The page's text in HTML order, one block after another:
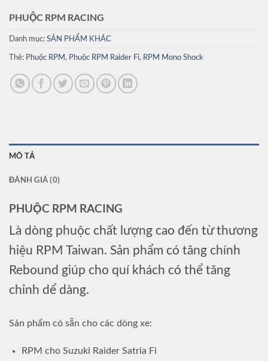
PHUỘC RPM RACING
Danh mục: SẢN PHẨM KHÁC
Thẻ: Phuộc RPM , Phuộc RPM Raider Fi, RPM Mono Shock
MÔ TẢ
ĐÁNH GIÁ (0)
PHUỘC RPM RACING
Là dòng phuộc chất lượng cao đến từ thương
hiệu RPM Taiwan. Sản phẩm có tăng chính
Rebound giúp cho quí khách có thể tăng
chỉnh dể dàng.
Sản phẩm có sẵn cho các dòng xe:
RPM cho Suzuki Raider Satria Fi